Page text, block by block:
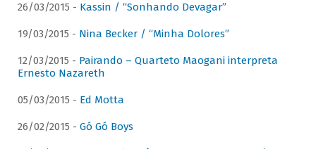
26/03/2015 - Kassin / “Sonhando Devagar”
19/03/2015 - Nina Becker / “Minha Dolores”
12/03/2015 - Pairando – Quarteto Maogani interpreta
Ernesto Nazareth
05/03/2015 - Ed Motta
26/02/2015 - Gó Gó Boys